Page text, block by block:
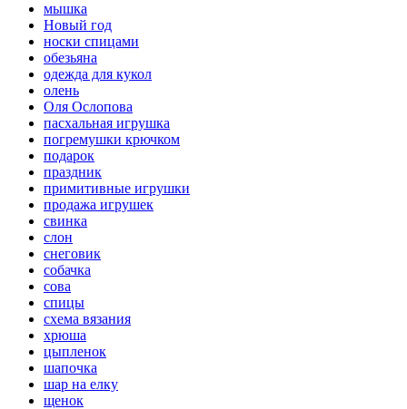
мышка
Новый год
носки спицами
обезьяна
одежда для кукол
олень
Оля Ослопова
пасхальная игрушка
погремушки крючком
подарок
праздник
примитивные игрушки
продажа игрушек
свинка
слон
снеговик
собачка
сова
спицы
схема вязания
хрюша
цыпленок
шапочка
шар на елку
щенок